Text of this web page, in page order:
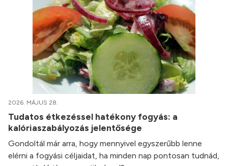
2026. MÁJUS 28.
Tudatos étkezéssel hatékony fogyás: a
kalóriaszabályozás jelentősége
Gondoltál már arra, hogy mennyivel egyszerűbb lenne
elérni a fogyási céljaidat, ha minden nap pontosan tudnád,